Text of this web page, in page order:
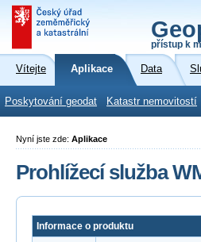
přístup k
Vítejte Aplikace Data
Poskytování geodat Katastr nemovitostí
Nyní jste zde: Aplikace
Prohlížecí služba
Informace o produktu